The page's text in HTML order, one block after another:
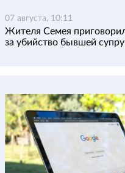
07 августа, 10:11
Жителя Семея
за убийство бывшей